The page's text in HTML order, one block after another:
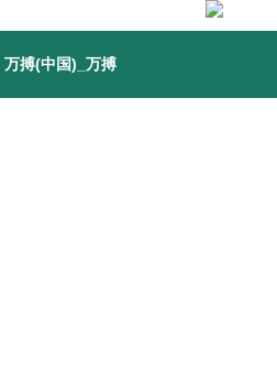
万搏(中国)_万搏